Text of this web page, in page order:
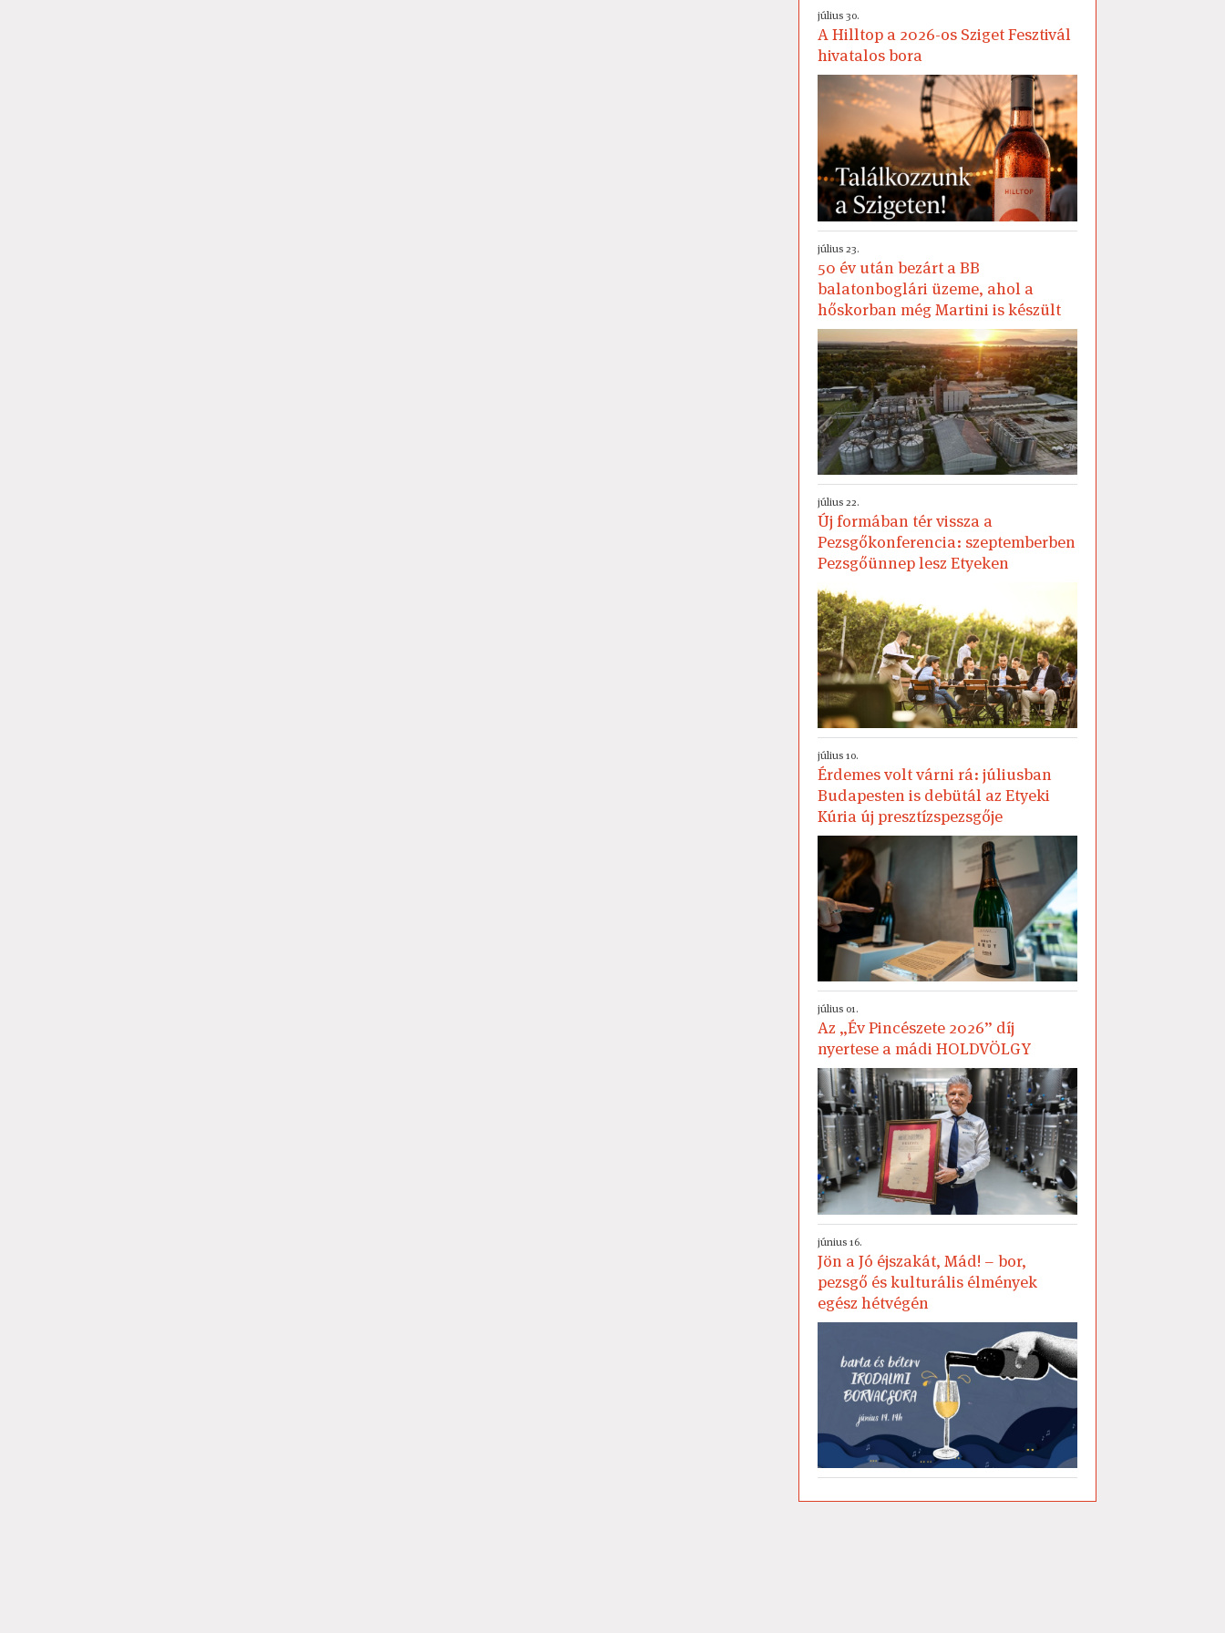
július 30.
A Hilltop a 2026-os Sziget Fesztivál
hivatalos bora
július 23.
50 év után bezárt a BB
balatonboglári üzeme, ahol a
hőskorban még Martini is készült
július 22.
Új formában tér vissza a
Pezsgőkonferencia: szeptemberben
Pezsgőünnep lesz Etyeken
július 10.
Érdemes volt várni rá: júliusban
Budapesten is debütál az Etyeki
Kúria új presztízspezsgője
július 01.
Az „Év Pincészete 2026” díj
nyertese a mádi HOLDVÖLGY
június 16.
Jön a Jó éjszakát, Mád! – bor,
pezsgő és kulturális élmények
egész hétvégén